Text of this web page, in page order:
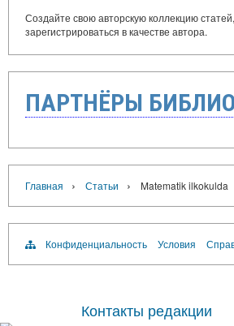
Создайте свою авторскую коллекцию
зарегистрироваться в качестве автора.
ПАРТНЁРЫ
Главная › Статьи › Matematik ilkokulda
Конфиденциальность Условия
Контакты редакции